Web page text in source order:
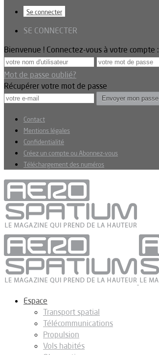
Se connecter
SE CONNECTER
Bienvenue ! Connectez-vous à votre compte :
Mot de passe oublié?
Récupérer votre mot de passe
Contact
Mentions légales
Confidentialité
Créez un compte ou Abonnez-vous
Téléchargement des numéros
Espace
Transport spatial
Télécommunications
Propulsion
Vols habités